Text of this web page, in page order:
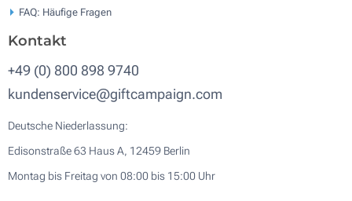
FAQ: Häufige Fragen
Kontakt
+49 (0) 800 898 9740
kundenservice@giftcampaign.com
Deutsche Niederlassung:
Edisonstraße 63 Haus A, 12459 Berlin
Montag bis Freitag von 08:00 bis 15:00 Uhr